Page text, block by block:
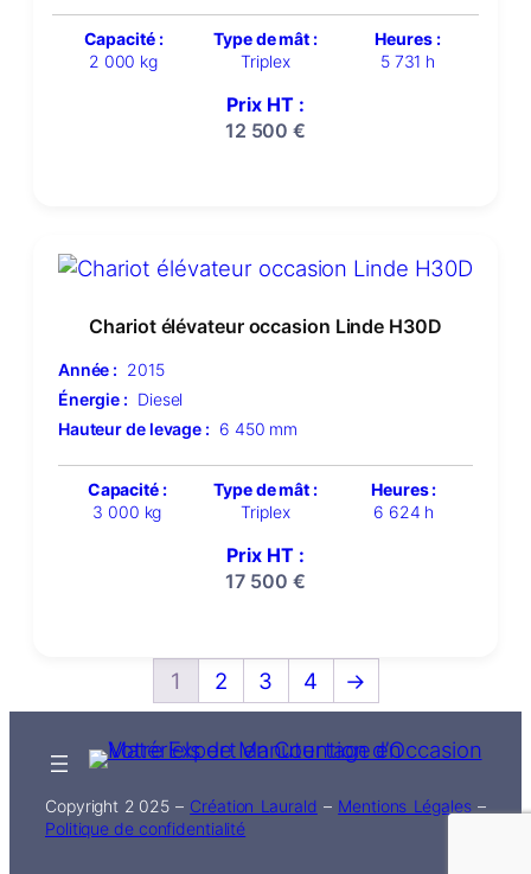
Capacité :
2 000 kg
Type de mât :
Triplex
Heures :
5 731 h
Prix HT :
12 500€
Chariot élévateur occasion Linde H30D
Année : 2015
Énergie : Diesel
Hauteur de levage : 6 450 mm
Capacité :
3 000 kg
Type de mât :
Triplex
Heures :
6 624 h
Prix HT :
17 500 €
1 2 3 4 →
Copyright 2 025 – Création Laurald – Mentions Légales–
Politique de confidentialité